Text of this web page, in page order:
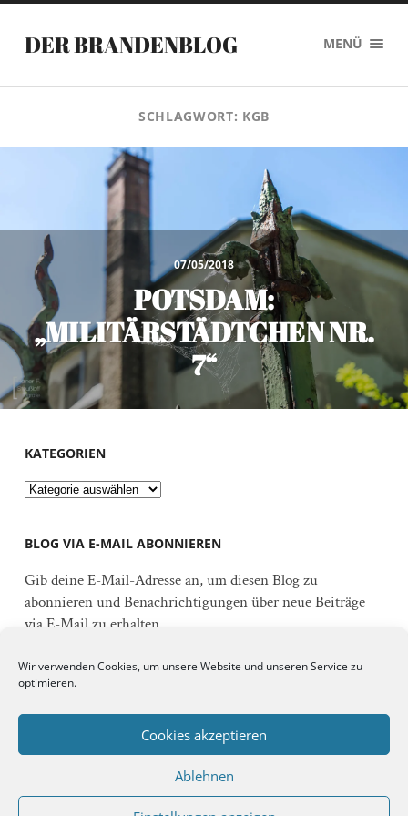
Wir verwenden Cookies, um unsere Website und unseren Service zu
optimieren.
Cookies akzeptieren
Ablehnen
DER BRANDENBLOG MENÜ
SCHLAGWORT: KGB
07/05/2018
POTSDAM:
„MILITÄRSTÄDTCHEN NR.
7“
KATEGORIEN
Kategorien
BLOG VIA E-MAIL ABONNIEREN
Gib deine E-Mail-Adresse an, um diesen Blog zu
abonnieren und Benachrichtigungen über neue Beiträge
via E-Mail zu erhalten.
Mail-
Adresse
Schließe dich 92 anderen Abonnenten an